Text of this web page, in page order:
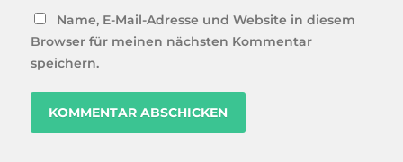
Name, E-Mail-Adresse und Website in diesem
Browser für meinen nächsten Kommentar
speichern.